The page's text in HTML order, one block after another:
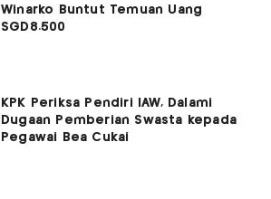
Winarko Buntut Temuan Uang
SGD8.500
KPK Periksa Pendiri IAW, Dalami
Dugaan Pemberian Swasta kepada
Pegawai Bea Cukai